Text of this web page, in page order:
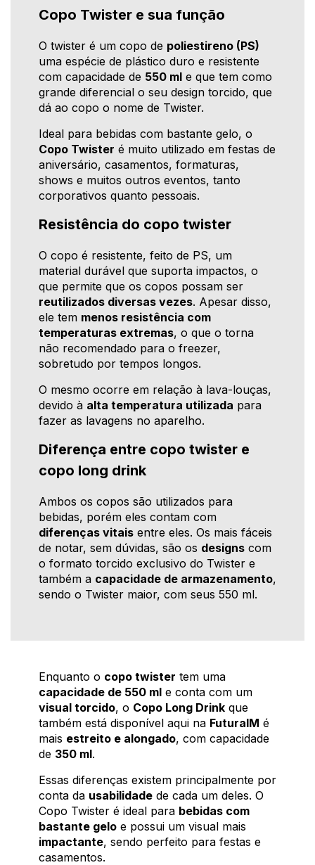
Copo Twister e sua função
O twister é um copo de poliestireno (PS)
uma espécie de plástico duro e resistente
com capacidade de 550 ml e que tem como
grande diferencial o seu design torcido, que
dá ao copo o nome de Twister.
Ideal para bebidas com bastante gelo, o
Copo Twister é muito utilizado em festas de
aniversário, casamentos, formaturas,
shows e muitos outros eventos, tanto
corporativos quanto pessoais.
Resistência do copo twister
O copo é resistente, feito de PS, um
material durável que suporta impactos, o
que permite que os copos possam ser
reutilizados diversas vezes. Apesar disso,
ele tem menos resistência com
temperaturas extremas, o que o torna
não recomendado para o freezer,
sobretudo por tempos longos.
O mesmo ocorre em relação à lava-louças,
devido à alta temperatura utilizada para
fazer as lavagens no aparelho.
Diferença entre copo twister e
copo long drink
Ambos os copos são utilizados para
bebidas, porém eles contam com
diferenças vitais entre eles. Os mais fáceis
de notar, sem dúvidas, são os designs com
o formato torcido exclusivo do Twister e
também a capacidade de armazenamento,
sendo o Twister maior, com seus 550 ml.
Enquanto o copo twister tem uma
capacidade de 550 ml e conta com um
visual torcido, o Copo Long Drink que
também está disponível aqui na FuturaIM é
mais estreito e alongado, com capacidade
de 350 ml.
Essas diferenças existem principalmente por
conta da usabilidade de cada um deles. O
Copo Twister é ideal para bebidas com
bastante gelo e possui um visual mais
impactante, sendo perfeito para festas e
casamentos.